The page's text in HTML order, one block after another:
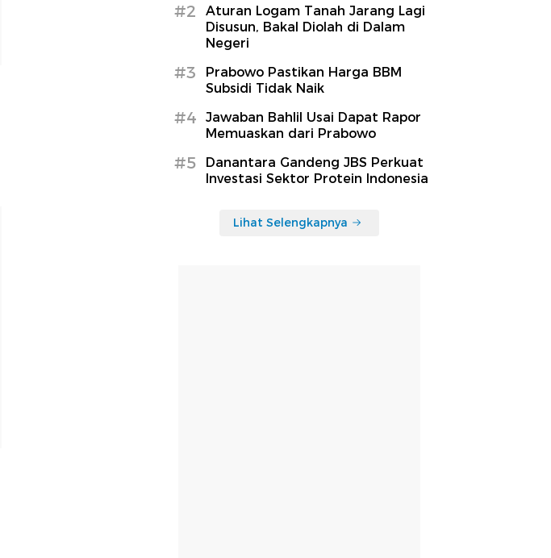
#2
Aturan Logam Tanah Jarang Lagi
Disusun, Bakal Diolah di Dalam
Negeri
#3
Prabowo Pastikan Harga BBM
Subsidi Tidak Naik
#4
Jawaban Bahlil Usai Dapat Rapor
Memuaskan dari Prabowo
#5
Danantara Gandeng JBS Perkuat
Investasi Sektor Protein Indonesia
Lihat Selengkapnya